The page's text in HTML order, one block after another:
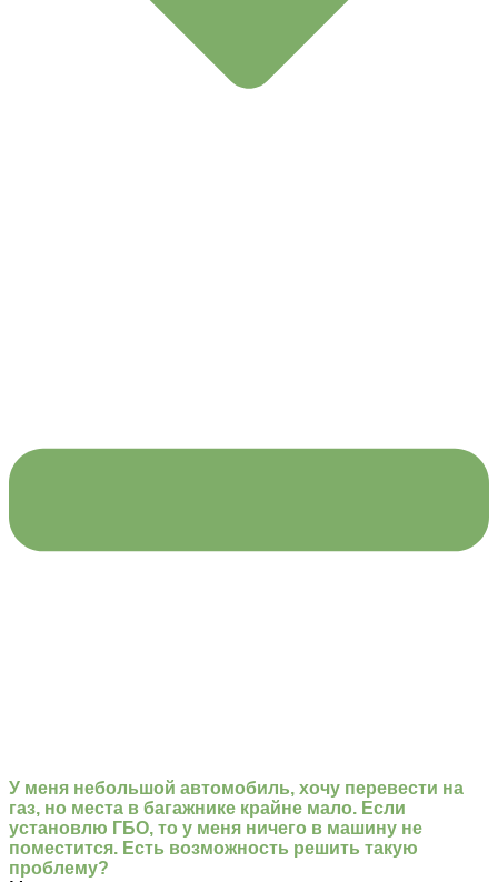
У меня небольшой автомобиль, хочу перевести на
газ, но места в багажнике крайне мало. Если
установлю ГБО, то у меня ничего в машину не
поместится. Есть возможность решить такую
проблему?